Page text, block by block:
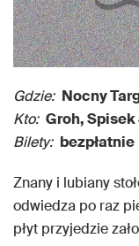
Gdzie: Nocny
Kto: Groh,
Bilety: bezpłatnie
Znany i lubiany
odwiedza po raz
płyt przyjedzie